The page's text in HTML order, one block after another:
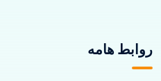
روابط هامه